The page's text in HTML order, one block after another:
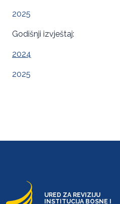
2025
Godišnji izvještaj:
2024
2025
URED ZA REVIZIJU
INSTITUCIJA BOSNE I